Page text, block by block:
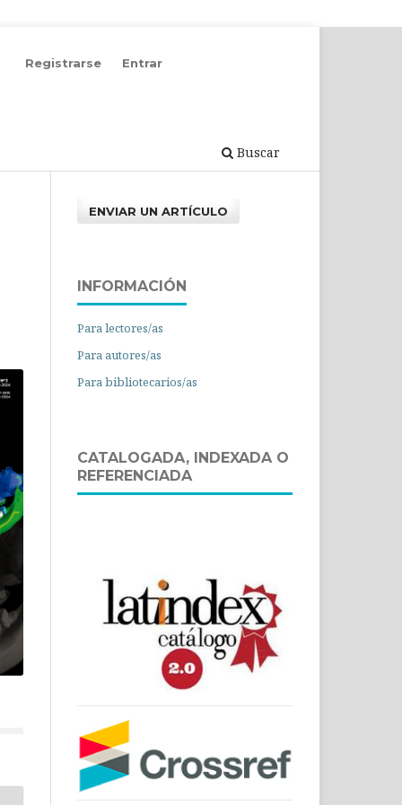
Buscar
Registrarse Entrar
ENVIAR UN ARTÍCULO
INFORMACIÓN
Para lectores/as
Para autores/as
Para bibliotecarios/as
CATALOGADA, INDEXADA O
REFERENCIADA